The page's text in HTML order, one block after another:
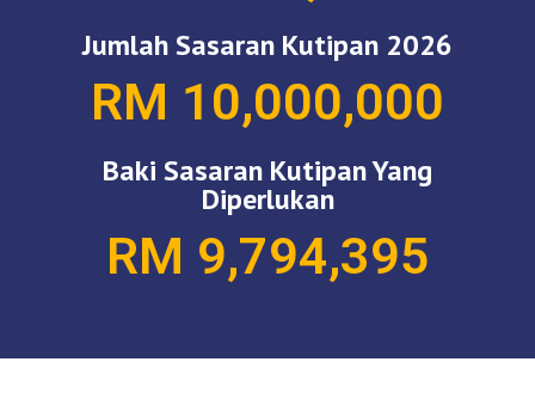
Jumlah Sasaran Kutipan 2026
RM 10,000,000
Baki Sasaran Kutipan Yang
Diperlukan
RM 9,794,395